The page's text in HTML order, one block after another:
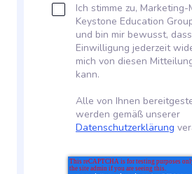
Ich stimme zu,
Keystone Education
und bin mir bewusst,
Einwilligung jederzeit
mich von diesen
kann.
Alle von Ihnen
werden gemäß unserer
Datenschutzerklärung